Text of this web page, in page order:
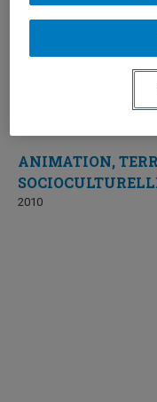
ANIMATION,
2010